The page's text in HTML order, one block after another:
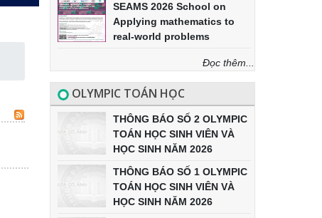
SEAMS 2026 School on
Applying mathematics to
real-world problems
Đọc thêm...
OLYMPIC TOÁN HỌC
THÔNG BÁO SỐ 2 OLYMPIC
TOÁN HỌC SINH VIÊN VÀ
HỌC SINH NĂM 2026
THÔNG BÁO SỐ 1 OLYMPIC
TOÁN HỌC SINH VIÊN VÀ
HỌC SINH NĂM 2026